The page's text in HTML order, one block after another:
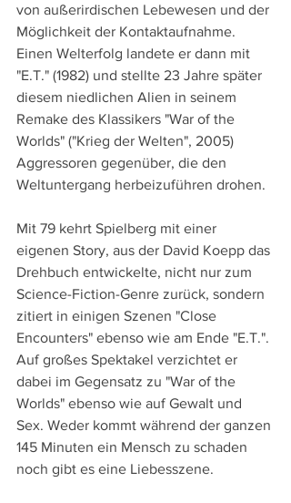
von außerirdischen Lebewesen und der
Möglichkeit der Kontaktaufnahme.
Einen Welterfolg landete er dann mit
"E.T." (1982) und stellte 23 Jahre später
diesem niedlichen Alien in seinem
Remake des Klassikers "War of the
Worlds" ("Krieg der Welten", 2005)
Aggressoren gegenüber, die den
Weltuntergang herbeizuführen drohen.
Mit 79 kehrt Spielberg mit einer
eigenen Story, aus der David Koepp das
Drehbuch entwickelte, nicht nur zum
Science-Fiction-Genre zurück, sondern
zitiert in einigen Szenen "Close
Encounters" ebenso wie am Ende "E.T.".
Auf großes Spektakel verzichtet er
dabei im Gegensatz zu "War of the
Worlds" ebenso wie auf Gewalt und
Sex. Weder kommt während der ganzen
145 Minuten ein Mensch zu schaden
noch gibt es eine Liebesszene.